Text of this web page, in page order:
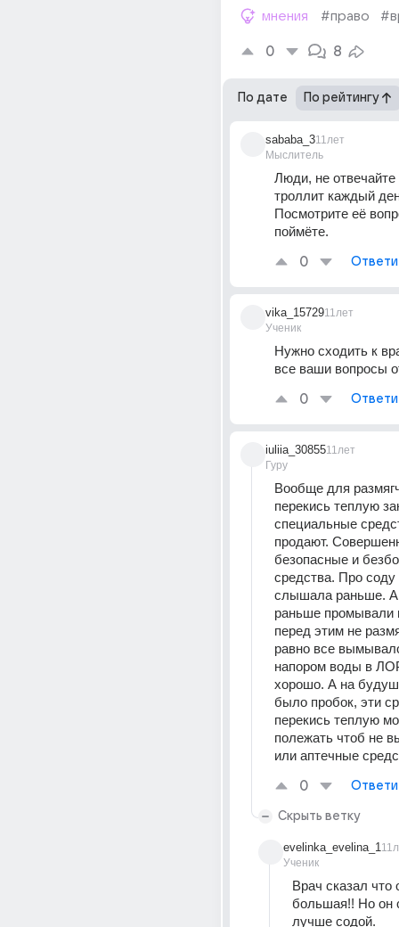
мнения #право
0 8
По дате По рейтингу
sababa_3
Мыслитель
11лет
Люди, не отвечайте
троллит каждый
Посмотрите её
поймёте.
0
vika_15729
Ученик
11лет
Нужно сходить к
все ваши вопросы
0
iuliia_30855
Гуру
11лет
Вообще для
перекись теплую
специальные
продают.
безопасные и
средства. Про
слышала раньше.
раньше промывали
перед этим не
равно все
напором воды в
хорошо. А на
было пробок, эти
перекись теплую
полежать чтоб не
или аптечные
0
Скрыть ветку
evelinka_evelina_1
Ученик
Врач сказал что
большая!! Но он
лучше содой.